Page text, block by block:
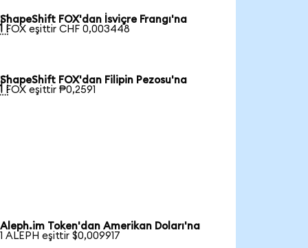
ShapeShift FOX'dan İsviçre Frangı'na
1 FOX eşittir CHF 0,003448
ShapeShift FOX'dan Filipin Pezosu'na
1 FOX eşittir ₱0,2591
Aleph.im Token'dan Amerikan Doları'na
1 ALEPH eşittir $0,009917